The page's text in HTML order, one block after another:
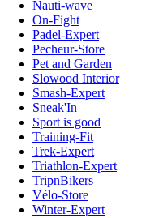
Nauti-wave
On-Fight
Padel-Expert
Pecheur-Store
Pet and Garden
Slowood Interior
Smash-Expert
Sneak'In
Sport is good
Training-Fit
Trek-Expert
Triathlon-Expert
TripnBikers
Vélo-Store
Winter-Expert